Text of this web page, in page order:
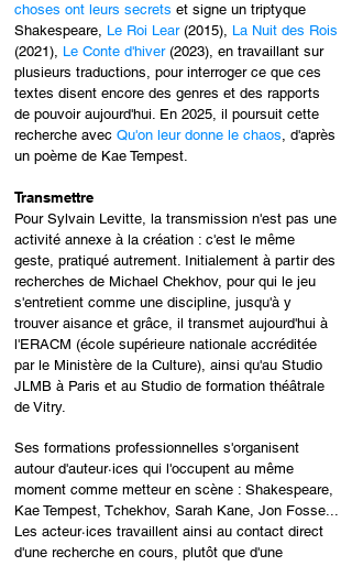
choses ont leurs secrets et signe un triptyque
Shakespeare, Le Roi Lear (2015), La Nuit des Rois
(2021), Le Conte d'hiver(2023), en travaillant sur
plusieurs traductions, pour interroger ce que ces
textes disent encore des genres et des rapports
de pouvoir aujourd'hui. En 2025, il poursuit cette
recherche avec Qu'on leur donne le chaos, d'après
un poème de Kae Tempest.
Transmettre
Pour Sylvain Levitte, la transmission n'est pas une
activité annexe à la création : c'est le même
geste, pratiqué autrement. Initialement à partir des
recherches de Michael Chekhov, pour qui le jeu
s'entretient comme une discipline, jusqu'à y
trouver aisance et grâce, il transmet aujourd'hui à
l'ERACM (école supérieure nationale accréditée
par le Ministère de la Culture), ainsi qu'au Studio
JLMB à Paris et au Studio de formation théâtrale
de Vitry.
Ses formations professionnelles s'organisent
autour d'auteur·ices qui l'occupent au même
moment comme metteur en scène : Shakespeare,
Kae Tempest, Tchekhov, Sarah Kane, Jon Fosse...
Les acteur·ices travaillent ainsi au contact direct
d'une recherche en cours, plutôt que d'une